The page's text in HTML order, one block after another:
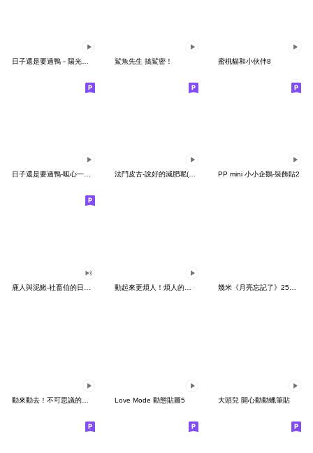
鯊魚先生 搞鯊密！ 蜜桃貓和小伙伴8
日子還是要過鴨-呱心一下鴨 法鬥皮古-說好的減肥呢(第15彈) PP mini 小小企鵝-裝飾貼2
幾米《月亮忘記了》25周年 x 晴天P莉
Love Mode 動態貼圖5 大頭兒 開心動動蠟筆貼